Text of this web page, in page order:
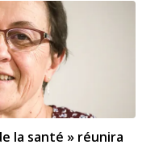
la santé » réunira